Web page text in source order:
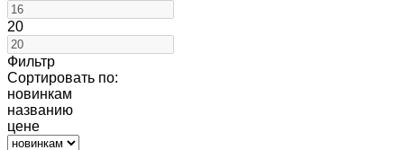
20
Фильтр
Сортировать по:
новинкам
названию
цене